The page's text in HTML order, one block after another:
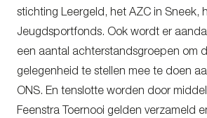
stichting Leergeld, het AZC in Sneek,
Jeugdsportfonds. Ook wordt er
een aantal achterstandsgroepen om
gelegenheid te stellen mee te doen
ONS. En tenslotte worden door
Feenstra Toernooi gelden verzameld